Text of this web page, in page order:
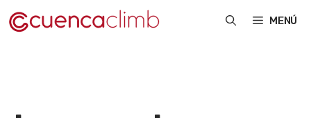
Saltar
al
MENÚ